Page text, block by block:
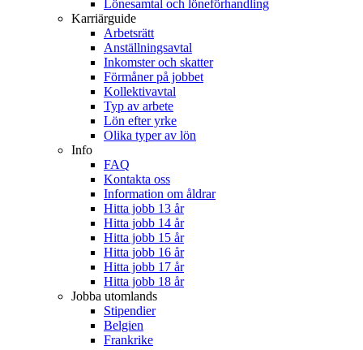
Lönesamtal och löneförhandling
Karriärguide
Arbetsrätt
Anställningsavtal
Inkomster och skatter
Förmåner på jobbet
Kollektivavtal
Typ av arbete
Lön efter yrke
Olika typer av lön
Info
FAQ
Kontakta oss
Information om åldrar
Hitta jobb 13 år
Hitta jobb 14 år
Hitta jobb 15 år
Hitta jobb 16 år
Hitta jobb 17 år
Hitta jobb 18 år
Jobba utomlands
Stipendier
Belgien
Frankrike